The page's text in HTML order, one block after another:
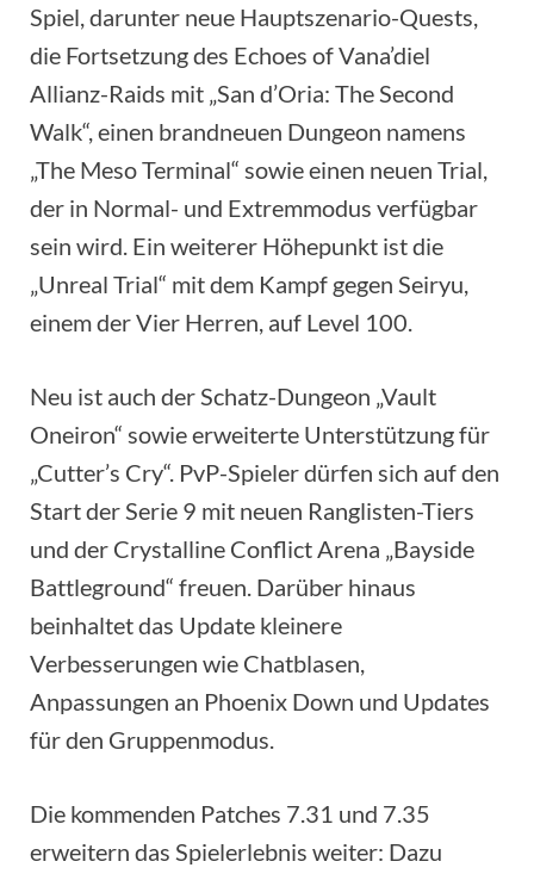
Spiel, darunter neue Hauptszenario-Quests,
die Fortsetzung des Echoes of Vana’diel
Allianz-Raids mit „San d’Oria: The Second
Walk“, einen brandneuen Dungeon namens
„The Meso Terminal“ sowie einen neuen Trial,
der in Normal- und Extremmodus verfügbar
sein wird. Ein weiterer Höhepunkt ist die
„Unreal Trial“ mit dem Kampf gegen Seiryu,
einem der Vier Herren, auf Level 100.
Neu ist auch der Schatz-Dungeon „Vault
Oneiron“ sowie erweiterte Unterstützung für
„Cutter’s Cry“. PvP-Spieler dürfen sich auf den
Start der Serie 9 mit neuen Ranglisten-Tiers
und der Crystalline Conflict Arena „Bayside
Battleground“ freuen. Darüber hinaus
beinhaltet das Update kleinere
Verbesserungen wie Chatblasen,
Anpassungen an Phoenix Down und Updates
für den Gruppenmodus.
Die kommenden Patches 7.31 und 7.35
erweitern das Spielerlebnis weiter: Dazu